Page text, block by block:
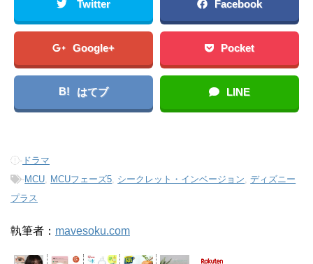
Twitter Facebook
Google+ Pocket
B! はてブ LINE
- ドラマ
-MCU MCUフェーズ5 シークレット・インベージョン ,ディズニー
プラス
執筆者： mavesoku.com